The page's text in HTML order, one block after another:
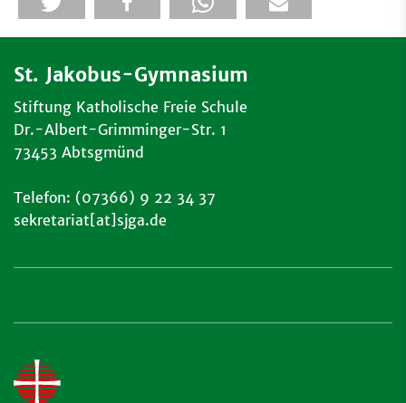
St. Jakobus-Gymnasium
Stiftung Katholische Freie Schule
Dr.-Albert-Grimminger-Str. 1
73453 Abtsgmünd
Telefon: (07366) 9 22 34 37
sekretariat[at]sjga.de